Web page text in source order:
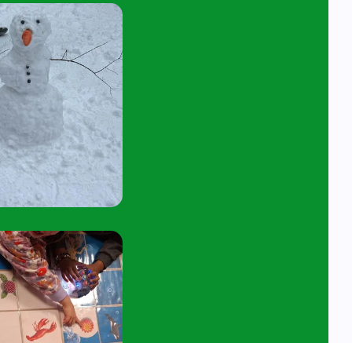
bij ons op
4 jaar en hun ouder/verzorger zijn van
kijk- en speelochtend op woensdag 7
een e-mail aan